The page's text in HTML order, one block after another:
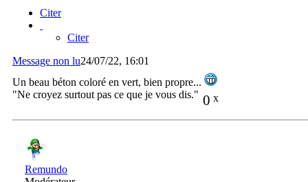
Citer
Citer
Message non lu24/07/22, 16:01
Un beau béton coloré en vert, bien propre...
0 x
"Ne croyez surtout pas ce que je vous dis."
Remundo